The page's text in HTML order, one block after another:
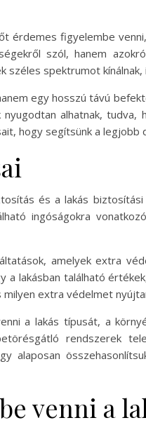
érdemes figyelembe
szól, hanem
spektrumot
egy hosszú távú
alhatnak,
hogy segítsünk a legjobb
és a lakás
ingóságokra
amelyek extra
lakásban található
extra védelmet
a lakás típusát, a
rendszerek
alaposan
venni a